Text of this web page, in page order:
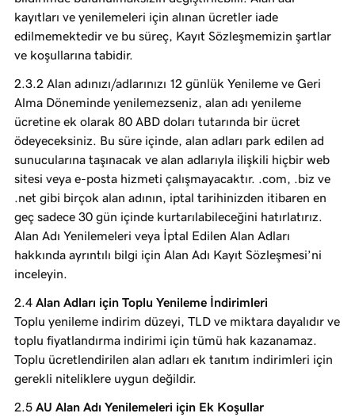
kayıtları ve yenilemeleri için alınan ücretler iade
edilmemektedir ve bu süreç, Kayıt Sözleşmemizin şartlar
ve koşullarına tabidir.
Alan adınızı/adlarınızı 12 günlük Yenileme ve Geri
Alma Döneminde yenilemezseniz, alan adı yenileme
ücretine ek olarak 80 ABD doları tutarında bir ücret
ödeyeceksiniz. Bu süre içinde, alan adları park edilen ad
sunucularına taşınacak ve alan adlarıyla ilişkili hiçbir web
sitesi veya e-posta hizmeti çalışmayacaktır. .com, .biz ve
.net gibi birçok alan adının, iptal tarihinizden itibaren en
geç sadece 30 gün içinde kurtarılabileceğini hatırlatırız.
Alan Adı Yenilemeleri veya İptal Edilen Alan Adları
hakkında ayrıntılı bilgi için Alan Adı Kayıt Sözleşmesi’ni
inceleyin.
Alan Adları için Toplu Yenileme İndirimleri
Toplu yenileme indirim düzeyi, TLD ve miktara dayalıdır ve
toplu fiyatlandırma indirimi için tümü hak kazanamaz.
Toplu ücretlendirilen alan adları ek tanıtım indirimleri için
gerekli niteliklere uygun değildir.
AU Alan Adı Yenilemeleri için Ek Koşullar